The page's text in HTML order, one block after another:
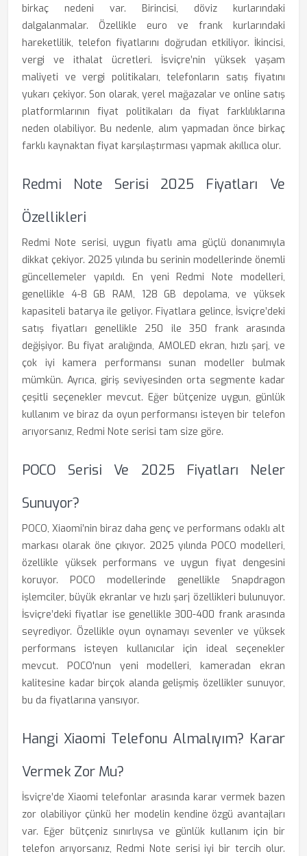
birkaç nedeni var. Birincisi, döviz kurlarındaki
dalgalanmalar. Özellikle euro ve frank kurlarındaki
hareketlilik, telefon fiyatlarını doğrudan etkiliyor. İkincisi,
vergi ve ithalat ücretleri. İsviçre’nin yüksek yaşam
maliyeti ve vergi politikaları, telefonların satış fiyatını
yukarı çekiyor. Son olarak, yerel mağazalar ve online satış
platformlarının fiyat politikaları da fiyat farklılıklarına
neden olabiliyor. Bu nedenle, alım yapmadan önce birkaç
farklı kaynaktan fiyat karşılaştırması yapmak akıllıca olur.
Redmi Note Serisi 2025 Fiyatları Ve
Özellikleri
Redmi Note serisi, uygun fiyatlı ama güçlü donanımıyla
dikkat çekiyor. 2025 yılında bu serinin modellerinde önemli
güncellemeler yapıldı. En yeni Redmi Note modelleri,
genellikle 4-8 GB RAM, 128 GB depolama, ve yüksek
kapasiteli batarya ile geliyor. Fiyatlara gelince, İsviçre’deki
satış fiyatları genellikle 250 ile 350 frank arasında
değişiyor. Bu fiyat aralığında, AMOLED ekran, hızlı şarj, ve
çok iyi kamera performansı sunan modeller bulmak
mümkün. Ayrıca, giriş seviyesinden orta segmente kadar
çeşitli seçenekler mevcut. Eğer bütçenize uygun, günlük
kullanım ve biraz da oyun performansı isteyen bir telefon
arıyorsanız, Redmi Note serisi tam size göre.
POCO Serisi Ve 2025 Fiyatları Neler
Sunuyor?
POCO, Xiaomi’nin biraz daha genç ve performans odaklı alt
markası olarak öne çıkıyor. 2025 yılında POCO modelleri,
özellikle yüksek performans ve uygun fiyat dengesini
koruyor. POCO modellerinde genellikle Snapdragon
işlemciler, büyük ekranlar ve hızlı şarj özellikleri bulunuyor.
İsviçre’deki fiyatlar ise genellikle 300-400 frank arasında
seyrediyor. Özellikle oyun oynamayı sevenler ve yüksek
performans isteyen kullanıcılar için ideal seçenekler
mevcut. POCO'nun yeni modelleri, kameradan ekran
kalitesine kadar birçok alanda gelişmiş özellikler sunuyor,
bu da fiyatlarına yansıyor.
Hangi Xiaomi Telefonu Almalıyım? Karar
Vermek Zor Mu?
İsviçre’de Xiaomi telefonlar arasında karar vermek bazen
zor olabiliyor çünkü her modelin kendine özgü avantajları
var. Eğer bütçeniz sınırlıysa ve günlük kullanım için bir
telefon arıyorsanız, Redmi Note serisi iyi bir tercih olur.